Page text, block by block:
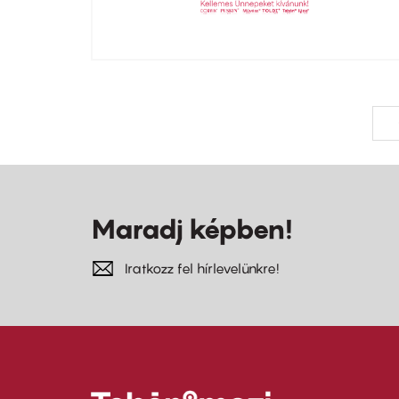
Maradj képben!
Iratkozz fel hírlevelünkre!